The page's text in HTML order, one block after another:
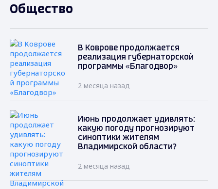
Общество
В Коврове продолжается
реализация губернаторской
программы «Благодвор»
2 месяца назад
Июнь продолжает удивлять:
какую погоду прогнозируют
синоптики жителям
Владимирской области?
2 месяца назад